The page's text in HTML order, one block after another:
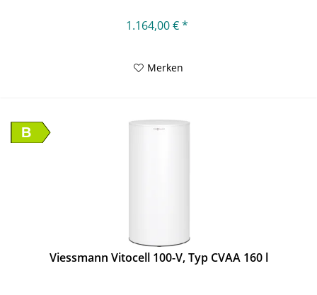
1.164,00 € *
Merken
B
Viessmann Vitocell 100-V, Typ CVAA 160 l